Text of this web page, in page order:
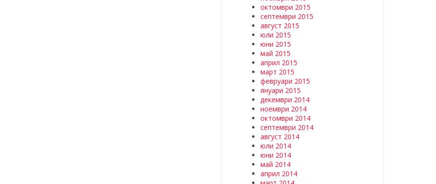
октомври 2015
септември 2015
август 2015
юли 2015
юни 2015
май 2015
април 2015
март 2015
февруари 2015
януари 2015
декември 2014
ноември 2014
октомври 2014
септември 2014
август 2014
юли 2014
юни 2014
май 2014
април 2014